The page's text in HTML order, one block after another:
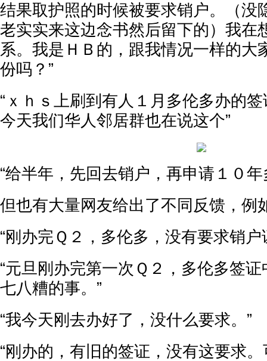
结果取护照的时候被要求销户。（没
老实实来这边念书然后留下的）我在
系。我是ＨＢ的，跟我情况一样的大
份吗？”
“ｘｈｓ上刷到有人１月多伦多办的
今天我们华人邻居群也在说这个”
“给半年，先回去销户，再申请１０年
但也有大量网友给出了不同反馈，例
“刚办完Ｑ２，多伦多，没有要求销户
“元旦刚办完第一次Ｑ２，多伦多签
七八糟的事。”
“我今天刚去办好了，没什么要求。”
“刚办的，有旧的签证，没有这要求